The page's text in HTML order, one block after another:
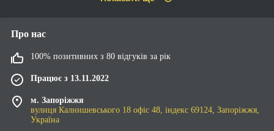
Про нас
100% позитивних з 80 відгуків за рік
Працює з 13.11.2022
м. Запоріжжя
вулиця Калнишевського 18 офіс 48, індекс 69124, Запоріжжя,
Україна